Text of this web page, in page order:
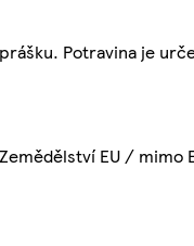
Potravina je
EU / mimo